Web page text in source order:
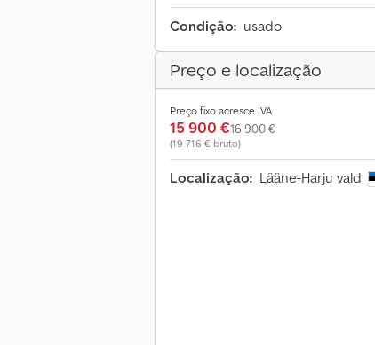
Condição: usado
Preço e localização
Preço fixo acresce IVA
15 900 €16 900 €
(19 716 € bruto)
Localização: Lääne-Harju vald